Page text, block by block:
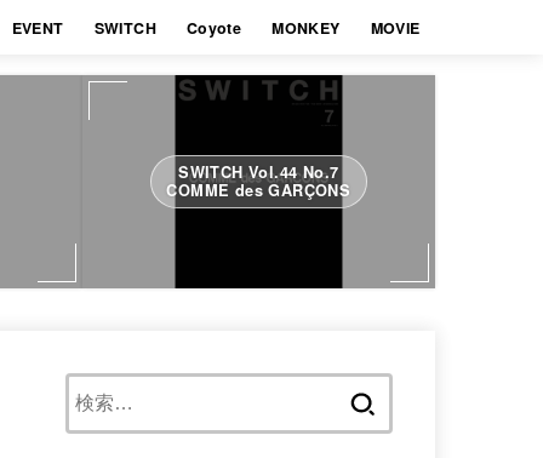
EVENT SWITCH Coyote MONKEY MOVIE
SWITCH Vol.44 No.7
COMME des GARÇONS